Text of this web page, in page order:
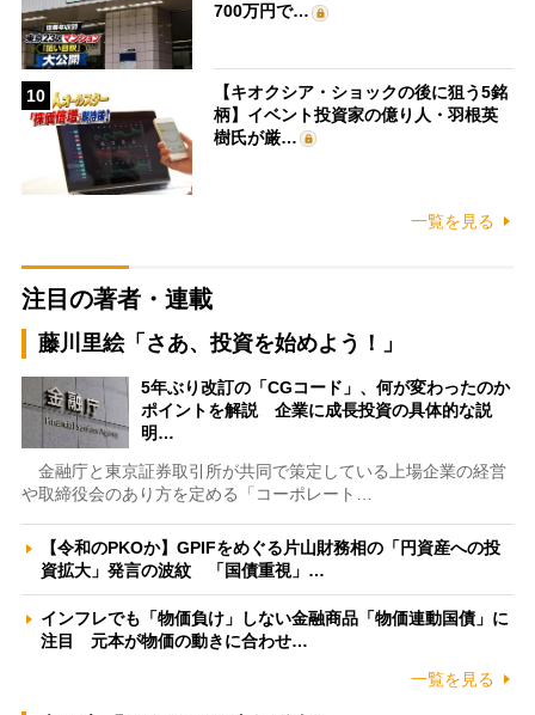
700万円で…
10
【キオクシア・ショックの後に狙う5銘
柄】イベント投資家の億り人・羽根英
樹氏が厳…
一覧を見る
注目の著者・連載
藤川里絵「さあ、投資を始めよう！」
5年ぶり改訂の「CGコード」、何が変わったのか
ポイントを解説 企業に成長投資の具体的な説
明…
金融庁と東京証券取引所が共同で策定している上場企業の経営
や取締役会のあり方を定める「コーポレート…
【令和のPKOか】GPIFをめぐる片山財務相の「円資産への投
資拡大」発言の波紋 「国債重視」…
インフレでも「物価負け」しない金融商品「物価連動国債」に
注目 元本が物価の動きに合わせ…
一覧を見る